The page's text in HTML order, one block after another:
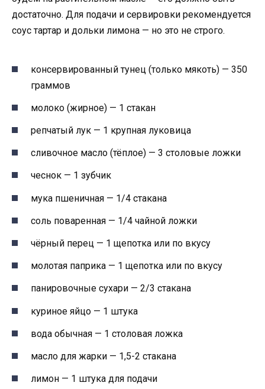
достаточно. Для подачи и сервировки рекомендуется
соус тартар и дольки лимона — но это не строго.
консервированный тунец (только мякоть) — 350
граммов
молоко (жирное) — 1 стакан
репчатый лук — 1 крупная луковица
сливочное масло (тёплое) — 3 столовые ложки
чеснок — 1 зубчик
мука пшеничная — 1/4 стакана
соль поваренная — 1/4 чайной ложки
чёрный перец — 1 щепотка или по вкусу
молотая паприка — 1 щепотка или по вкусу
панировочные сухари — 2/3 стакана
куриное яйцо — 1 штука
вода обычная — 1 столовая ложка
масло для жарки — 1,5-2 стакана
лимон — 1 штука для подачи